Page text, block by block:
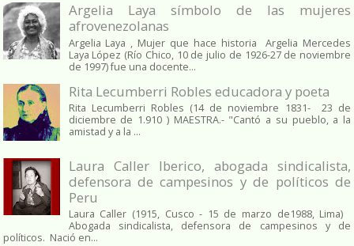
Argelia Laya símbolo de las mujeres
afrovenezolanas
Argelia Laya , Mujer que hace historia Argelia Mercedes
Laya López (Río Chico, 10 de julio de 1926-27 de noviembre
de 1997) fue una docente...
Rita Lecumberri Robles educadora y poeta
Rita Lecumberri Robles (14 de noviembre 1831- 23 de
diciembre de 1.910 ) MAESTRA.- "Cantó a su pueblo, a la
amistad y a la ...
Laura Caller Iberico, abogada sindicalista,
defensora de campesinos y de políticos de
Peru
Laura Caller (1915, Cusco - 15 de marzo de1988, Lima)
Abogada sindicalista, defensora de campesinos y de
políticos. Nació en...